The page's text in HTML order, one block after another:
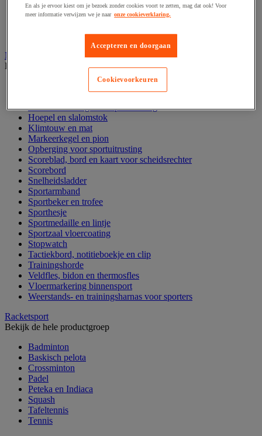
Fitnessapparaat
Yoga, pilates en gymnastiek
Multi sportuitrusting en accessoires
Bekijk de hele productgroep
Grondmarkering voor sporttraining
Hoepel en slalomstok
Klimtouw en mat
Markeerkegel en pion
Opberging voor sportuitrusting
Scoreblad, bord en kaart voor scheidsrechter
Scorebord
Snelheidsladder
Sportarmband
Sportbeker en trofee
Sporthesje
Sportmedaille en lintje
Sportzaal vloercoating
Stopwatch
Tactiekbord, notitieboekje en clip
Trainingshorde
Veldfles, bidon en thermosfles
Vloermarkering binnensport
Weerstands- en trainingsharnas voor sporters
Racketsport
Bekijk de hele productgroep
Badminton
Baskisch pelota
Crossminton
Padel
Peteka en Indiaca
Squash
Tafeltennis
Tennis
En als je ervoor kiest om je bezoek zonder cookies voort te zetten, mag dat ook! Voor
meer informatie verwijzen we je naar onze cookieverklaring.
Accepteren en doorgaan
Cookievoorkeuren